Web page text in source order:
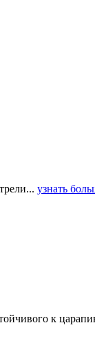
узнать
к